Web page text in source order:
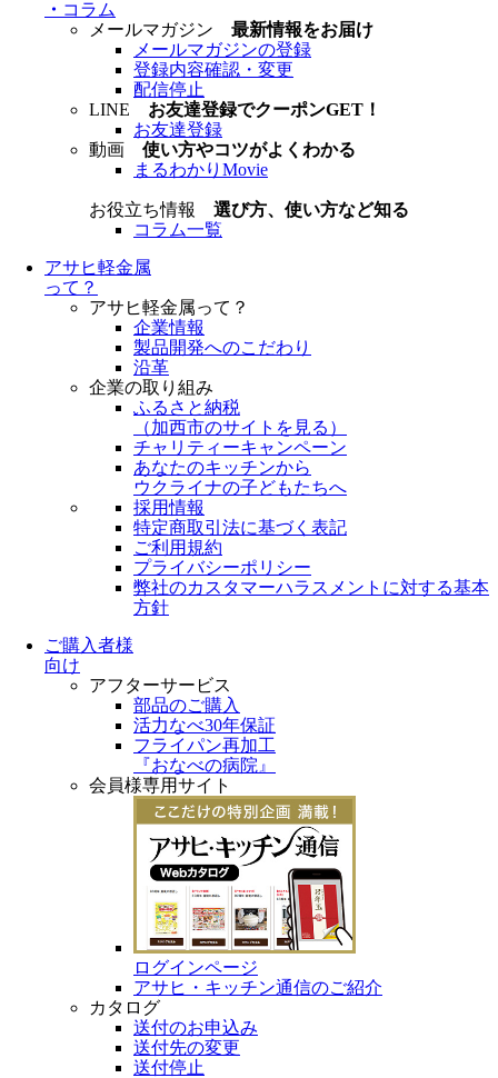
・ コラム
メールマガジン 最新情報をお届け
メールマガジンの登録
登録内容確認・変更
配信停止
LINE お友達登録でクーポンGET！
お友達登録
動画 使い方やコツがよくわかる
まるわかりMovie
お役立ち情報 選び方、使い方など知る
コラム一覧
アサヒ軽金属
って？
アサヒ軽金属って？
企業情報
製品開発へのこだわり
沿革
企業の取り組み
ふるさと納税
（加西市のサイトを見る ）
チャリティーキャンペーン
あなたのキッチンから
ウクライナの子どもたちへ
採用情報
特定商取引法に基づく表記
ご利用規約
プライバシーポリシー
弊社のカスタマーハラスメントに対する基本
方針
ご購入者様
向け
アフターサービス
部品のご購入
活力なべ30年保証
フライパン再加工
『おなべの病院』
会員様専用サイト
ログインページ
アサヒ・キッチン通信のご紹介
カタログ
送付のお申込み
送付先の変更
送付停止